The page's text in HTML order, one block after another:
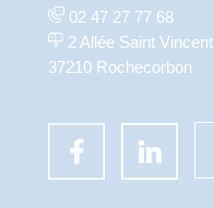
02 47 27 77 68
2 Allée Saint Vincent
37210 Rochecorbon